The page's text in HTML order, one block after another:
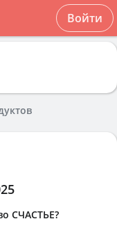
Войти
СЧАСТЬЕ?